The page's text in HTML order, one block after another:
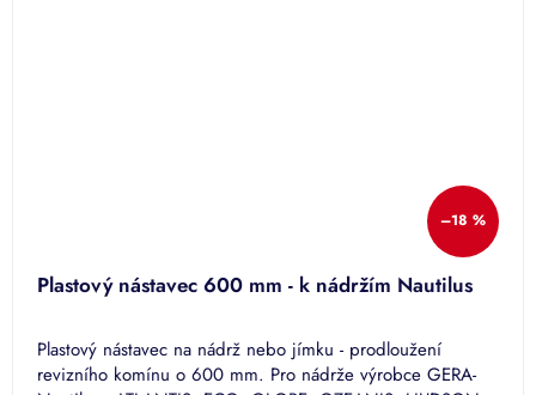
–18 %
Plastový nástavec 600 mm - k nádržím Nautilus
Plastový nástavec na nádrž nebo jímku - prodloužení
revizního komínu o 600 mm. Pro nádrže výrobce GERA-